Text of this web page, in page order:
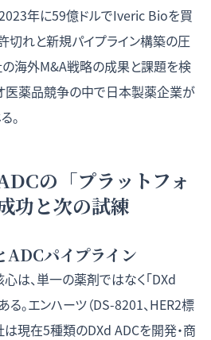
年に59億ドルでIveric Bioを買
切れと新規パイプライン構築の圧
の海外M&A戦略の成果と課題を検
医薬品競争の中で日本製薬企業が
。
の「プラットフォ
功と次の試練
ADCパイプライン
は、単一の薬剤ではなく「DXd
る。エンハーツ（DS-8201、HER2標
は現在5種類のDXd ADCを開発・商